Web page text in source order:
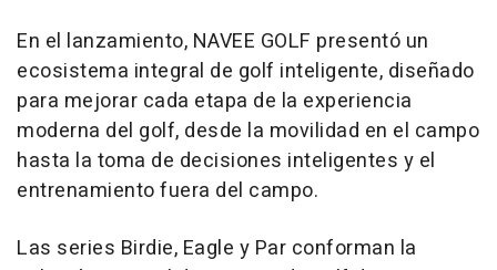
En el lanzamiento, NAVEE GOLF presentó un
ecosistema integral de golf inteligente, diseñado
para mejorar cada etapa de la experiencia
moderna del golf, desde la movilidad en el campo
hasta la toma de decisiones inteligentes y el
entrenamiento fuera del campo.
Las series Birdie, Eagle y Par conforman la